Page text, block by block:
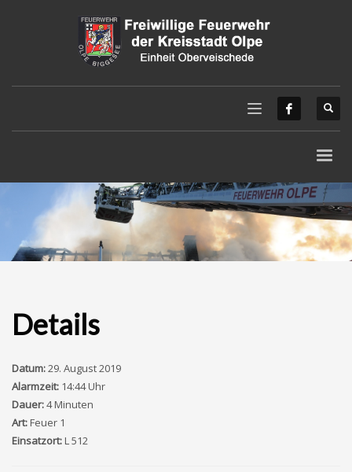
Details
Datum:29. August 2019
Alarmzeit: 14:44 Uhr
Dauer:4 Minuten
Art:Feuer 1
Einsatzort:L 512